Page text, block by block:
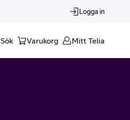
Logga in
Sök Varukorg Mitt Telia